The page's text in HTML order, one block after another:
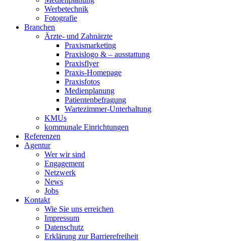
Werbetechnik
Fotografie
Branchen
Ärzte- und Zahnärzte
Praxismarketing
Praxislogo & – ausstattung
Praxisflyer
Praxis-Homepage
Praxisfotos
Medienplanung
Patientenbefragung
Wartezimmer-Unterhaltung
KMUs
kommunale Einrichtungen
Referenzen
Agentur
Wer wir sind
Engagement
Netzwerk
News
Jobs
Kontakt
Wie Sie uns erreichen
Impressum
Datenschutz
Erklärung zur Barrierefreiheit